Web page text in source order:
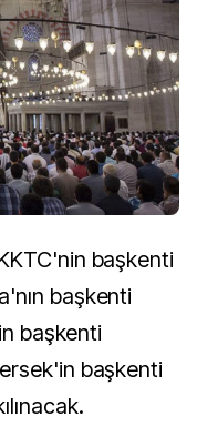
başkenti
başkenti
başkenti
başkenti